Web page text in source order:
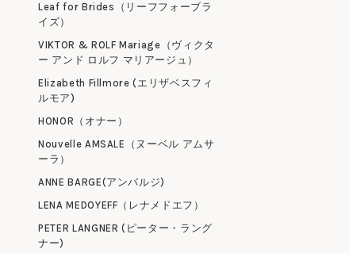
Leaf for Brides（リーフフォーブラ
イズ）
VIKTOR & ROLF Mariage（ヴィクタ
ー アンド ロルフ マリアージュ）
Elizabeth Fillmore (エリザベスフィ
ルモア)
HONOR（オナー）
Nouvelle AMSALE（ヌーベル アムサ
ーラ）
ANNE BARGE(アンバルジ)
LENA MEDOYEFF（レナメドエフ）
PETER LANGNER (ピーター・ラング
ナー)